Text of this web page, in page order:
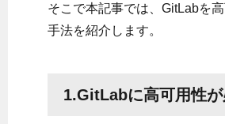
そこで本記事では、GitLabを
手法を紹介します。
1.GitLabに高可用性